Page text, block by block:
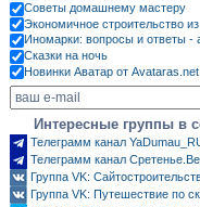
Советы домашнему мастеру
Экономичное строительство
Иномарки: вопросы и ответы -
Сказки на ночь
Новинки Аватар от
Интересные группы в
Телеграмм канал
Телеграмм канал
Группа VK:
Группа VK: Путешествие по